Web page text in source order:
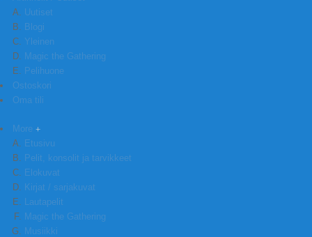
Uutiset
Blogi
Yleinen
Magic the Gathering
Pelihuone
Ostoskori
Oma tili
More
Etusivu
Pelit, konsolit ja tarvikkeet
Elokuvat
Kirjat / sarjakuvat
Lautapelit
Magic the Gathering
Musiikki